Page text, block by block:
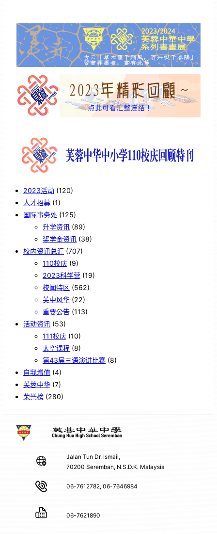
2023活动 (120)
人才招募 (1)
国际事务处 (125)
升学资讯 (89)
奖学金资讯 (38)
校内资讯总汇 (707)
110校庆 (9)
2023科学营 (19)
校闻特区 (562)
芙中风华 (22)
重要公告 (113)
活动资讯 (53)
111校庆 (10)
太空课程 (8)
第43届三语演讲比赛 (8)
自我增值 (4)
芙蓉中华 (7)
荣誉榜 (280)
Jalan Tun Dr. Ismail,
70200 Seremban, N.S.D.K. Malaysia
06-7612782, 06-7646984
06-7621890